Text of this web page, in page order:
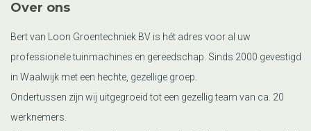
Over ons
Bert van Loon Groentechniek BV is hét adres voor al uw
professionele tuinmachines en gereedschap. Sinds 2000 gevestigd
in Waalwijk met een hechte, gezellige groep.
Ondertussen zijn wij uitgegroeid tot een gezellig team van ca. 20
werknemers.